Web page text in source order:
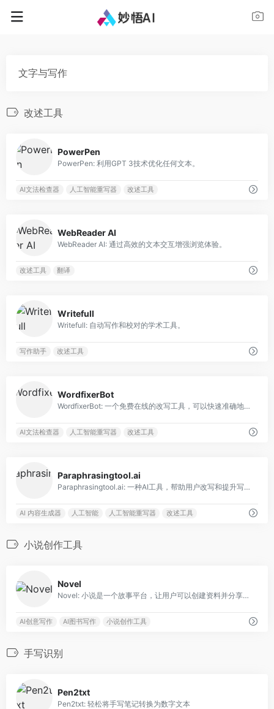
文字与写作
改述工具
PowerPen
PowerPen: 利用GPT 3技术优化任何文本。
AI文法检查器 人工智能重写器 改述工具
WebReader AI
WebReader AI: 通过高效的文本交互增强浏览体验。
改述工具 翻译
Writefull
Writefull: 自动写作和校对的学术工具。
写作助手 改述工具
WordfixerBot
WordfixerBot: 一个免费在线的改写工具，可以快速准确地改写文本和文件。
AI文法检查器 人工智能重写器 改述工具
Paraphrasingtool.ai
Paraphrasingtool.ai: 一种AI工具，帮助用户改写和提升写作，防止抄袭。
AI 内容生成器 人工智能 人工智能重写器 改述工具
小说创作工具
Novel
Novel: 小说是一个故事平台，让用户可以创建资料并分享引人入胜的故事。
AI创意写作 AI图书写作 小说创作工具
手写识别
Pen2txt
Pen2txt: 轻松将手写笔记转换为数字文本